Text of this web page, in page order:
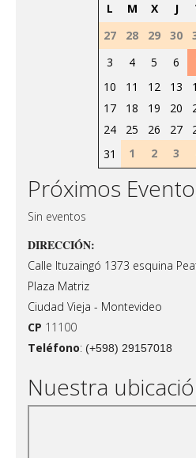
L
M X J
27
28 29 30
3
4 5 6
10
11 12 13
17
18 19 20
24
25 26 27
31
1 2 3
Próximos
Sin eventos
DIRECCIÓN:
Calle Ituzaingó 1373 esquina
Plaza Matriz
Ciudad Vieja - Montevideo
CP 11100
Teléfono: (+598) 29157018
Nuestra